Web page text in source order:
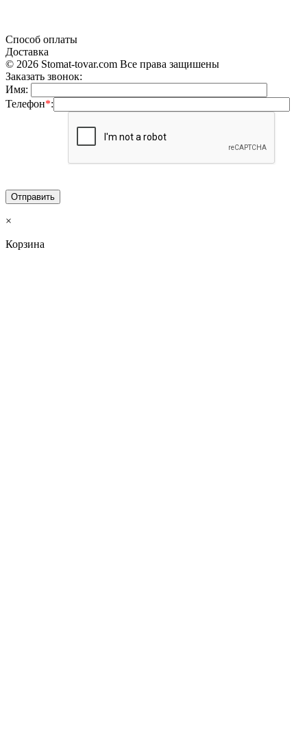
Способ оплаты
Доставка
© 2026 Stomat-tovar.com Все права защишены
Заказать звонок:
Имя:
Телефон*:
×
Корзина